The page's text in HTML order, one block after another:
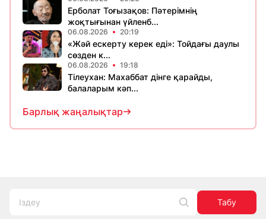
Ерболат Тоғызақов: Пәтерімнің
жоқтығынан үйленб...
06.08.2026 20:19
«Жәй ескерту керек еді»: Тойдағы даулы
сөзден к...
06.08.2026 19:18
Тілеухан: Махаббат дінге қарайды,
балаларым кәп...
Барлық жаңалықтар
Табу